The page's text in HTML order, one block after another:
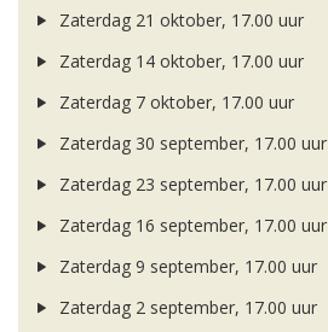
Zaterdag 21 oktober, 17.00 uur
Zaterdag 14 oktober, 17.00 uur
Zaterdag 7 oktober, 17.00 uur
Zaterdag 30 september, 17.00 uur
Zaterdag 23 september, 17.00 uur
Zaterdag 16 september, 17.00 uur
Zaterdag 9 september, 17.00 uur
Zaterdag 2 september, 17.00 uur